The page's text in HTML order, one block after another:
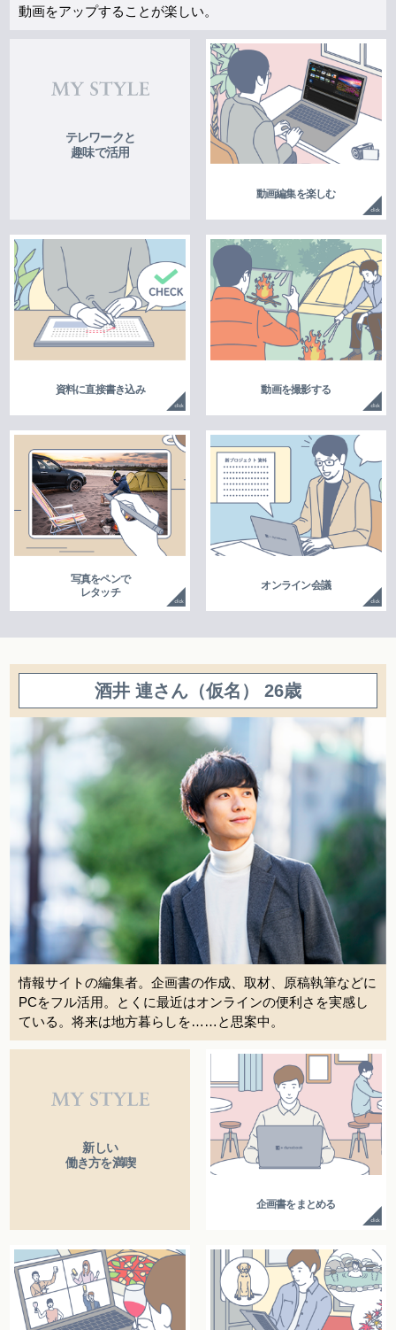
動画をアップすることが楽しい。
テレワークと
趣味で活用
動画編集を楽しむ
資料に直接書き込み 動画を撮影する
写真をペンで
レタッチ
オンライン会議
酒井 連さん（仮名） 26歳
情報サイトの編集者。企画書の作成、取材、原稿執筆などに
PCをフル活用。とくに最近はオンラインの便利さを実感し
ている。将来は地方暮らしを……と思案中。
新しい
働き方を満喫
企画書をまとめる